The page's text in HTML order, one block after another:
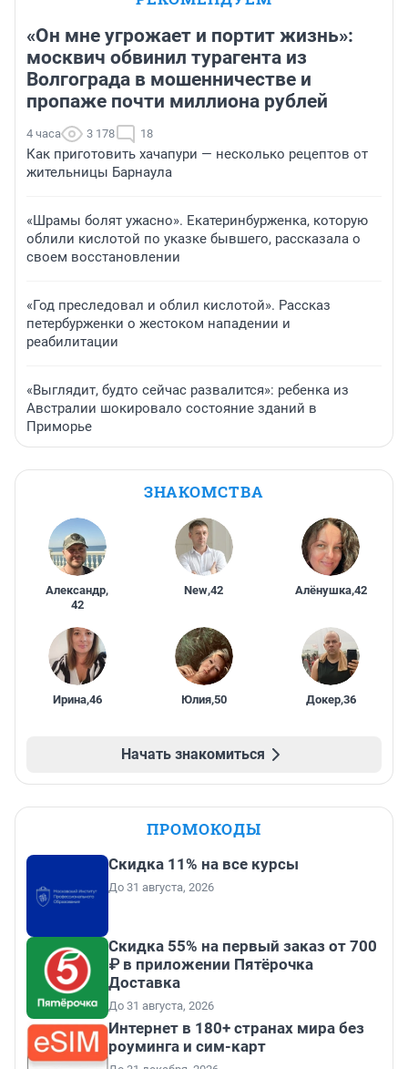
«Он мне угрожает и портит жизнь»:
москвич обвинил турагента из
Волгограда в мошенничестве и
пропаже почти миллиона рублей
4 часа 3 178 18
Как приготовить хачапури — несколько рецептов от
жительницы Барнаула
«Шрамы болят ужасно». Екатеринбурженка, которую
облили кислотой по указке бывшего, рассказала о
своем восстановлении
«Год преследовал и облил кислотой». Рассказ
петербурженки о жестоком нападении и
реабилитации
«Выглядит, будто сейчас развалится»: ребенка из
Австралии шокировало состояние зданий в
Приморье
ЗНАКОМСТВА
Александр,
42
New,42 Алёнушка,42
Ирина,46 Юлия,50 Докер,36
Начать знакомиться
ПРОМОКОДЫ
Скидка 11% на все курсы
До 31 августа, 2026
Скидка 55% на первый заказ от 700
₽ в приложении Пятёрочка
Доставка
До 31 августа, 2026
Интернет в 180+ странах мира без
роуминга и сим-карт